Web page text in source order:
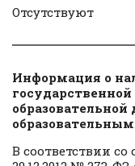
Отсутствуют
Информация о
В соответствии со